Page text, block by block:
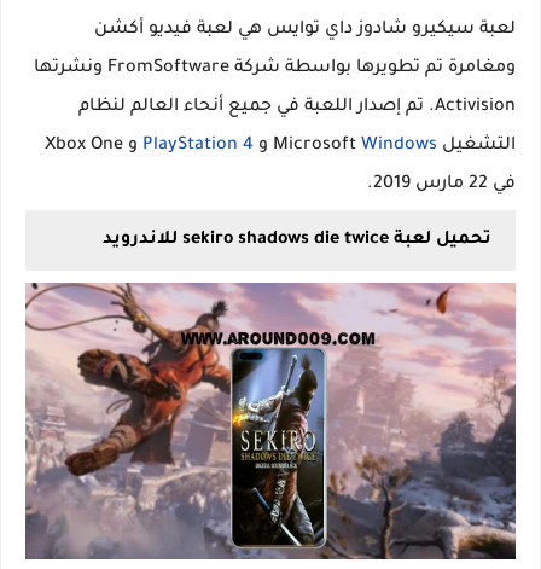
لعبة سيكيرو شادوز داي توايس هي لعبة فيديو أكشن
ومغامرة تم تطويرها بواسطة شركة FromSoftware ونشرتها
Activision. تم إصدار اللعبة في جميع أنحاء العالم لنظام
التشغيل Microsoft Windows و PlayStation 4
و Xbox One
في 22 مارس 2019.
تحميل لعبة sekiro shadows die twice للاندرويد